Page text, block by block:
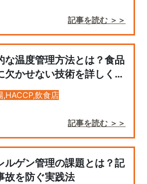
記事を読む ＞＞
な温度管理方法とは？食品
欠かせない技術を詳しく解
,HACCP,飲食店
記事を読む ＞＞
ルゲン管理の課題とは？記
故を防ぐ実践法